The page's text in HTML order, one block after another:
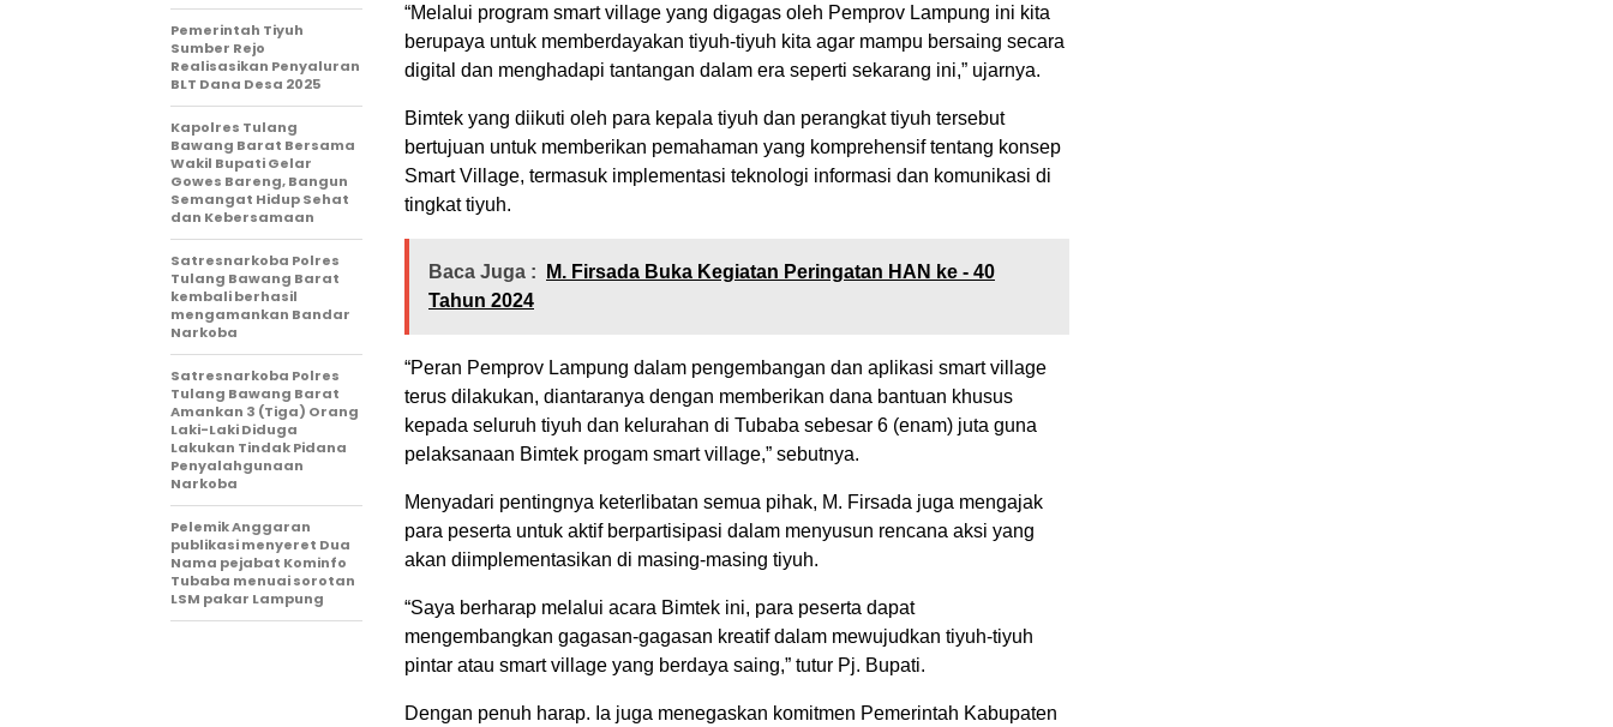
“Melalui program smart village yang digagas oleh Pemprov Lampung ini kita
berupaya untuk memberdayakan tiyuh-tiyuh kita agar mampu bersaing secara
digital dan menghadapi tantangan dalam era seperti sekarang ini,” ujarnya.
Bimtek yang diikuti oleh para kepala tiyuh dan perangkat tiyuh tersebut
bertujuan untuk memberikan pemahaman yang komprehensif tentang konsep
Smart Village, termasuk implementasi teknologi informasi dan komunikasi di
tingkat tiyuh.
Baca Juga :
M. Firsada Buka Kegiatan Peringatan HAN ke - 40
Tahun 2024
“Peran Pemprov Lampung dalam pengembangan dan aplikasi smart village
terus dilakukan, diantaranya dengan memberikan dana bantuan khusus
kepada seluruh tiyuh dan kelurahan di Tubaba sebesar 6 (enam) juta guna
pelaksanaan Bimtek progam smart village,” sebutnya.
Menyadari pentingnya keterlibatan semua pihak, M. Firsada juga mengajak
para peserta untuk aktif berpartisipasi dalam menyusun rencana aksi yang
akan diimplementasikan di masing-masing tiyuh.
“Saya berharap melalui acara Bimtek ini, para peserta dapat
mengembangkan gagasan-gagasan kreatif dalam mewujudkan tiyuh-tiyuh
pintar atau smart village yang berdaya saing,” tutur Pj. Bupati.
Dengan penuh harap. Ia juga menegaskan komitmen Pemerintah Kabupaten
Pemerintah Tiyuh
Sumber Rejo
Realisasikan Penyaluran
BLT Dana Desa 2025
Kapolres Tulang
Bawang Barat Bersama
Wakil Bupati Gelar
Gowes Bareng, Bangun
Semangat Hidup Sehat
dan Kebersamaan
Satresnarkoba Polres
Tulang Bawang Barat
kembali berhasil
mengamankan Bandar
Narkoba
Satresnarkoba Polres
Tulang Bawang Barat
Amankan 3 (Tiga) Orang
Laki-Laki Diduga
Lakukan Tindak Pidana
Penyalahgunaan
Narkoba
Pelemik Anggaran
publikasi menyeret Dua
Nama pejabat Kominfo
Tubaba menuai sorotan
LSM pakar Lampung